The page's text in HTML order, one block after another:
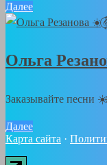
Далее
Ольга
Заказывайте
Далее
Карта сайта ·